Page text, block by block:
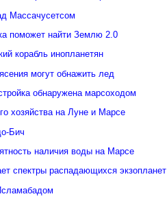
Массачусетсом
поможет найти Землю 2.0
корабль инопланетян
могут обнажить лед
обнаружена марсоходом
хозяйства на Луне и Марсе
Бич
наличия воды на Марсе
спектры распадающихся экзопланет